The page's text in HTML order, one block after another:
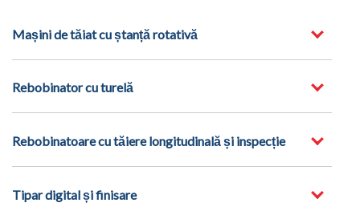
Mașini de tăiat cu ștanță rotativă
Rebobinator cu turelă
Rebobinatoare cu tăiere longitudinală și inspecție
Tipar digital și finisare